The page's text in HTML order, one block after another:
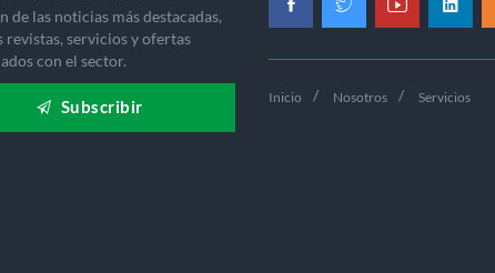
de las noticias más destacadas,
revistas, servicios y ofertas
con el sector.
Subscribir Inicio Nosotros Servicios